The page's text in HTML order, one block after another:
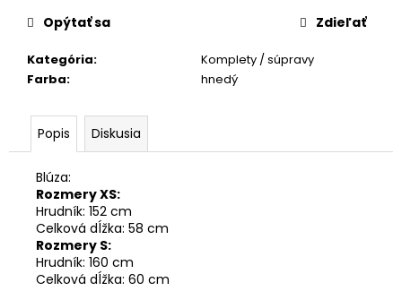
Kategória:
Komplety / súpravy
Farba: hnedý
Opýtať sa Zdieľať
Popis Diskusia
Blúza:
Rozmery XS:
Hrudník: 152 cm
Celková dĺžka: 58 cm
Rozmery S:
Hrudník: 160 cm
Celková dĺžka: 60 cm